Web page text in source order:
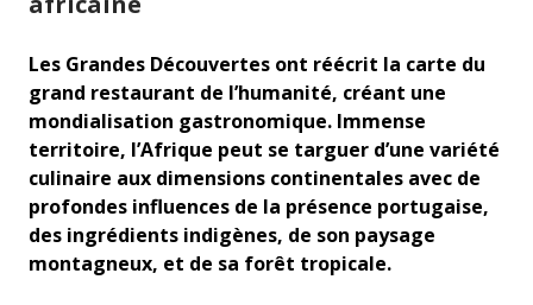
Les Grandes Découvertes ont réécrit la carte du
grand restaurant de l’humanité, créant une
mondialisation gastronomique. Immense
territoire, l’Afrique peut se targuer d’une variété
culinaire aux dimensions continentales avec de
profondes influences de la présence portugaise,
des ingrédients indigènes, de son paysage
montagneux, et de sa forêt tropicale.